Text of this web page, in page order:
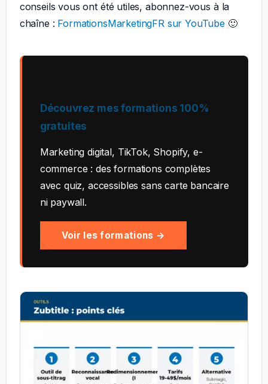
conseils vous ont été utiles, abonnez-vous à la
chaîne : FormationsMarketingFR sur YouTube 🙂
Découvrez mes formations 100%
gratuites
Marketing digital, TikTok, Shopify, e-
commerce : des formations complètes
avec quiz, accessibles sans carte bancaire
ni paywall.
Voir les formations →